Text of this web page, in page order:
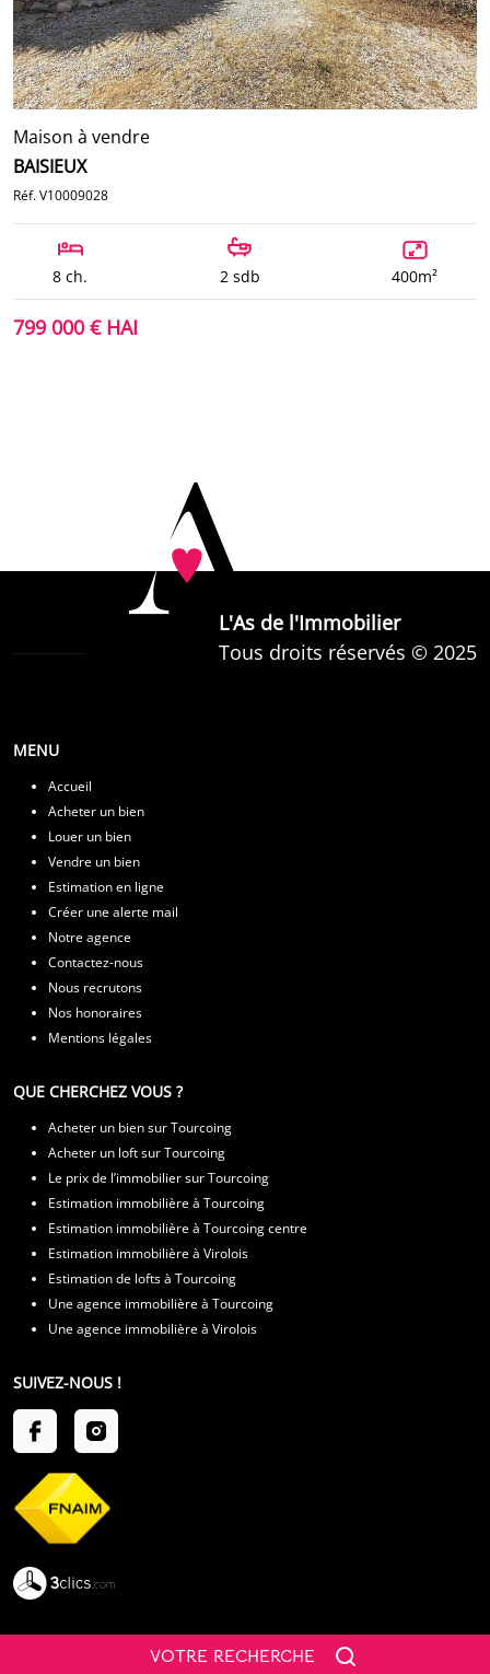
VOTRE RECHERCHE
Maison à vendre
BAISIEUX
Réf. V10009028
8 ch. 2 sdb 400m²
799 000 € HAI
L'As de l'Immobilier
Tous droits réservés © 2025
MENU
Accueil
Acheter un bien
Louer un bien
Vendre un bien
Estimation en ligne
Créer une alerte mail
Notre agence
Contactez-nous
Nous recrutons
Nos honoraires
Mentions légales
QUE CHERCHEZ VOUS ?
Acheter un bien sur Tourcoing
Acheter un loft sur Tourcoing
Le prix de l’immobilier sur Tourcoing
Estimation immobilière à Tourcoing
Estimation immobilière à Tourcoing centre
Estimation immobilière à Virolois
Estimation de lofts à Tourcoing
Une agence immobilière à Tourcoing
Une agence immobilière à Virolois
SUIVEZ-NOUS !